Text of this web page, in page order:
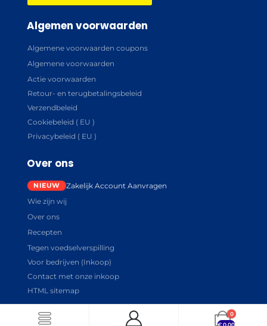
Algemen voorwaarden
Algemene voorwaarden coupons
Algemene voorwaarden
Actie voorwaarden
Retour- en terugbetalingsbeleid
Verzendbeleid
Cookiebeleid ( EU )
Privacybeleid ( EU )
Over ons
Zakelijk Account Aanvragen
Wie zijn wij
Over ons
Recepten
Tegen voedselverspilling
Voor bedrijven (Inkoop)
Contact met onze inkoop
HTML sitemap
0
€0.00